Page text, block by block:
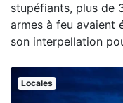
stupéfiants, plus de
armes à feu avaient
son interpellation
Locales